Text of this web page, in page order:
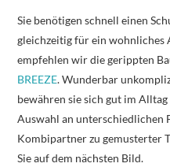
Sie benötigen schnell einen
gleichzeitig für ein wohnliches
empfehlen wir die gerippten
BREEZE. Wunderbar
bewähren sie sich gut im
Auswahl an unterschiedlichen
Kombipartner zu gemusterter
Sie auf dem nächsten Bild.